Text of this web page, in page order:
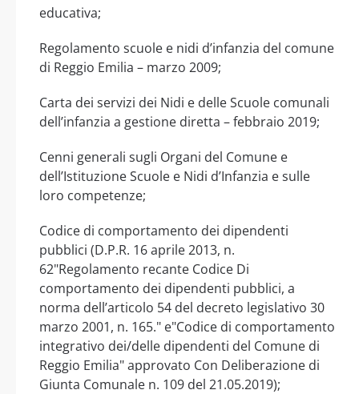
educativa;
Regolamento scuole e nidi d’infanzia del comune
di Reggio Emilia – marzo 2009;
Carta dei servizi dei Nidi e delle Scuole comunali
dell’infanzia a gestione diretta – febbraio 2019;
Cenni generali sugli Organi del Comune e
dell’Istituzione Scuole e Nidi d’Infanzia e sulle
loro competenze;
Codice di comportamento dei dipendenti
pubblici (D.P.R. 16 aprile 2013, n.
62"Regolamento recante Codice Di
comportamento dei dipendenti pubblici, a
norma dell’articolo 54 del decreto legislativo 30
marzo 2001, n. 165." e"Codice di comportamento
integrativo dei/delle dipendenti del Comune di
Reggio Emilia" approvato Con Deliberazione di
Giunta Comunale n. 109 del 21.05.2019);